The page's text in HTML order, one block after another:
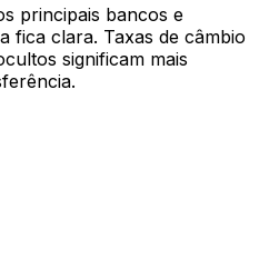
principais bancos e
fica clara. Taxas de câmbio
significam mais